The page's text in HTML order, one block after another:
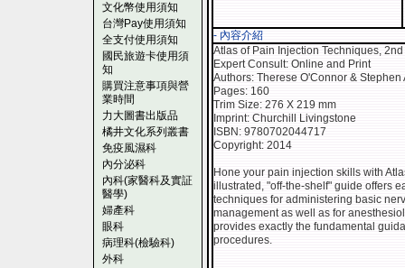
文化幣使用須知
台灣Pay使用須知
全支付使用須知
國民旅遊卡使用須
知
購買注意事項與營
業時間
力大圖書出版品
橘井文化系列叢書
免疫風濕科
內分泌科
內科(家醫科及實証
醫學)
婦產科
眼科
病理科(檢驗科)
外科
- 內容介紹
Atlas of Pain Injection Techniques,
Expert Consult: Online and Print
Authors: Therese O'Connor & Stephen
Pages: 160
Trim Size: 276 X 219 mm
Imprint: Churchill Livingstone
ISBN: 9780702044717
Copyright: 2014
Hone your pain injection skills with
illustrated, "off-the-shelf" guide offers
techniques for administering basic
management as well as for
provides exactly the fundamental
procedures.